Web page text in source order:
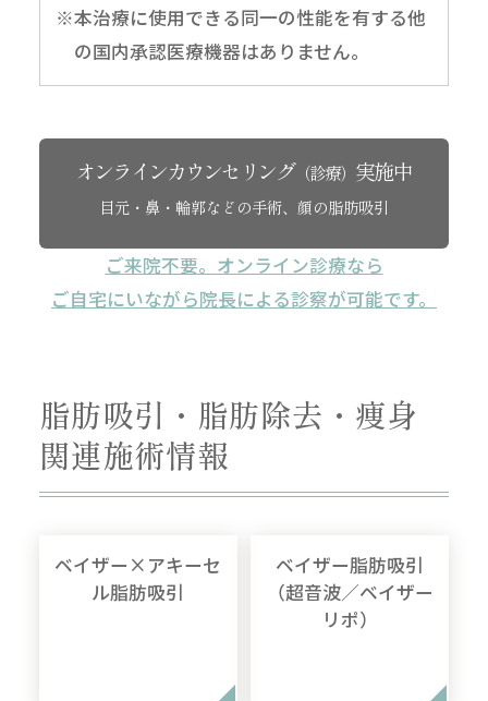
※本治療に使用できる同一の性能を有する他
の国内承認医療機器はありません。
オンラインカウンセリング（診療） 実施中
目元・鼻・輪郭などの手術、顔の脂肪吸引
ご来院不要。オンライン診療なら
ご自宅にいながら院長による診察が可能です。
脂肪吸引・脂肪除去・痩身
関連施術情報
ベイザー×アキーセ
ル脂肪吸引
ベイザー脂肪吸引
（超音波／ベイザー
リポ）